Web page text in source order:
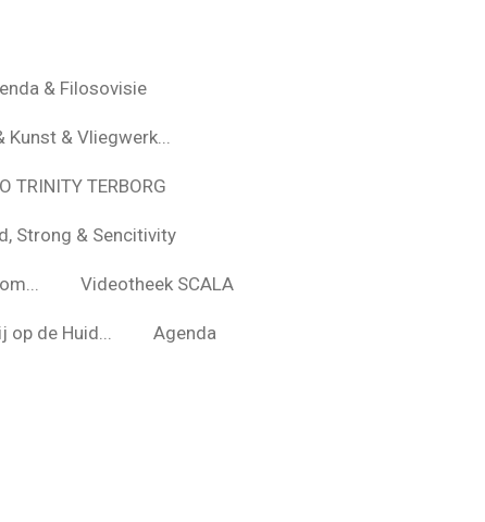
& Filosovisie
& Vliegwerk...
TRINITY TERBORG
Strong & Sencitivity
Videotheek SCALA
op de Huid... Agenda